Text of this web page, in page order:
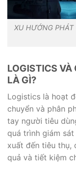
XU HƯỚNG PHÁT
LOGISTICS VÀ
LÀ GÌ?
Logistics là hoạt
chuyển và phân
tay người tiêu
quá trình giám
xuất đến tiêu thụ,
quả và tiết kiệm